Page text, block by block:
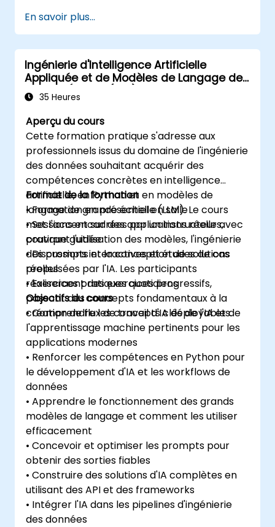
applications Python dans AWS Cloud9.
Collaborer avec d'autres développeurs
via la plateforme AWS Cloud9.
Intégrer AWS Cloud9 avec d'autres
services AWS pour des déploiements
avancés.
En savoir plus...
Ingénierie d'Intelligence Artificielle
Appliquée et de Modèles de Langage de
Grande Échelle (LLM) sur mesure avec
Python
35 Heures
Aperçu du cours
Cette formation pratique s'adresse aux
professionnels issus du domaine de l'ingénierie
des données souhaitant acquérir des
compétences concrètes en intelligence
artificielle, en Python et en modèles de
langage de grande échelle (LLM). Le cours
met l'accent sur des applications réelles,
couvrant l'utilisation des modèles, l'ingénierie
des prompts et la conception de solutions
propulsées par l'IA. Les participants
réaliseraont des exercices progressifs,
passant des concepts fondamentaux à la
création de flux de travail d'IA déployables.
Format de la formation
• Formation en présentiel en salle
• Sessions encadrées par un instructeur avec
pratique guidée
• Discussions interactives et études de cas
réelles
• Exercices pratiques quotidiens
Objectifs du cours
• Comprendre les concepts clés de l'IA et de
l'apprentissage machine pertinents pour les
applications modernes
• Renforcer les compétences en Python pour
le développement d'IA et les workflows de
données
• Apprendre le fonctionnement des grands
modèles de langage et comment les utiliser
efficacement
• Concevoir et optimiser les prompts pour
obtenir des sorties fiables
• Construire des solutions d'IA complètes en
utilisant des API et des frameworks
• Intégrer l'IA dans les pipelines d'ingénierie
des données